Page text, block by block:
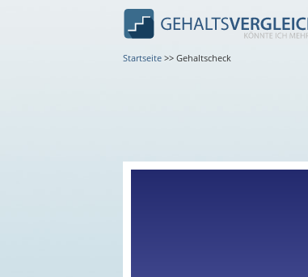
Startseite >> Gehaltscheck